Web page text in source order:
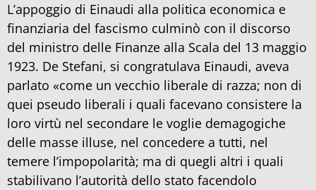
L’appoggio di Einaudi alla politica economica e
finanziaria del fascismo culminò con il discorso
del ministro delle Finanze alla Scala del 13 maggio
1923. De Stefani, si congratulava Einaudi, aveva
parlato «come un vecchio liberale di razza; non di
quei pseudo liberali i quali facevano consistere la
loro virtù nel secondare le voglie demagogiche
delle masse illuse, nel concedere a tutti, nel
temere l’impopolarità; ma di quegli altri i quali
stabilivano l’autorità dello stato facendolo